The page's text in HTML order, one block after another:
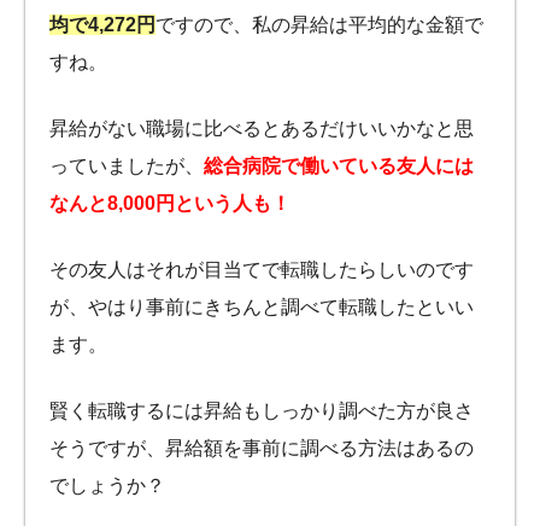
均で4,272円 ですので、私の昇給は平均的な金額で
すね。
昇給がない職場に比べるとあるだけいいかなと思
っていましたが、 総合病院で働いている友人には
なんと8,000円という人も！
その友人はそれが目当てで転職したらしいのです
が、やはり事前にきちんと調べて転職したといい
ます。
賢く転職するには昇給もしっかり調べた方が良さ
そうですが、昇給額を事前に調べる方法はあるの
でしょうか？